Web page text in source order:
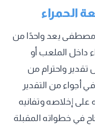
الحمراء
مصطفى يعد واحدًا من
داخل الملعب أو
واحترام من
أجواء من التقدير
على إخلاصه وتفانيه
في خطواته المقبلة